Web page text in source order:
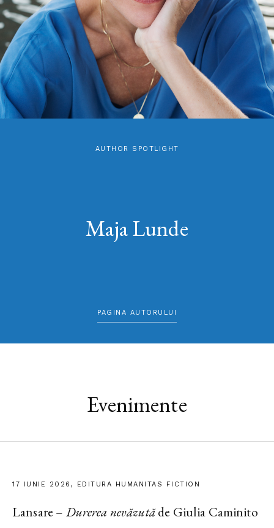
AUTHOR SPOTLIGHT
Maja Lunde
PAGINA AUTORULUI
Evenimente
17 IUNIE 2026, EDITURA HUMANITAS FICTION
Lansare – Durerea nevăzutăde Giulia Caminito